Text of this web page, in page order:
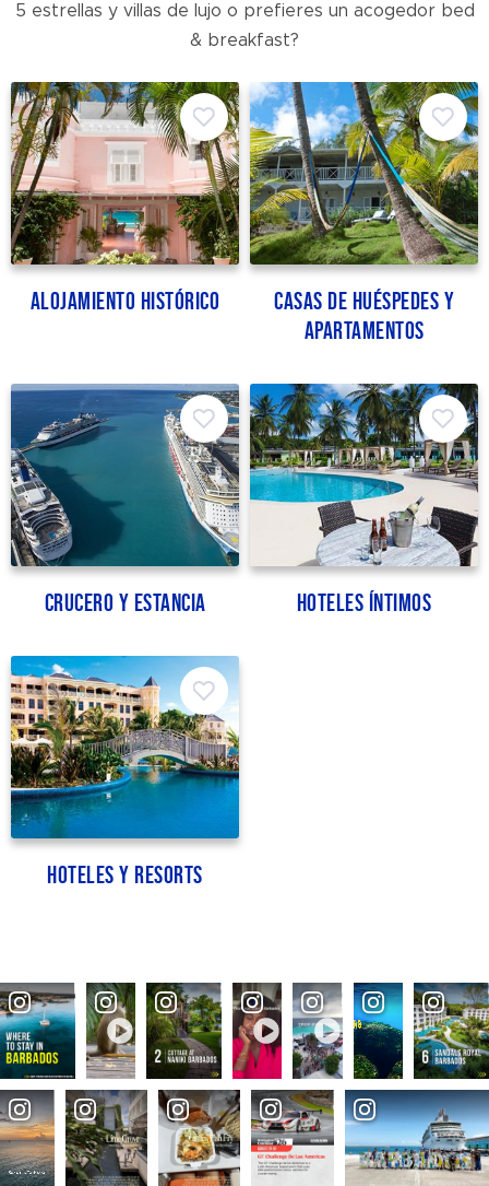
5 estrellas y villas de lujo o prefieres un acogedor bed
& breakfast?
Alojamiento Histórico
Casas de huéspedes y
apartamentos
Crucero y estancia Hoteles íntimos
Hoteles y Resorts